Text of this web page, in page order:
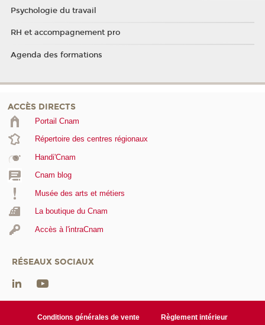
Psychologie du travail
RH et accompagnement pro
Agenda des formations
ACCÈS DIRECTS
Portail Cnam
Répertoire des centres régionaux
Handi'Cnam
Cnam blog
Musée des arts et métiers
La boutique du Cnam
Accès à l'intraCnam
RÉSEAUX SOCIAUX
Conditions générales de vente
Règlement intérieur